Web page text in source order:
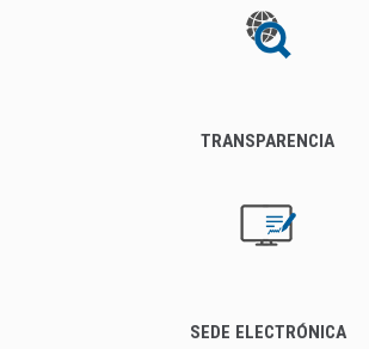
TRANSPARENCIA
SEDE ELECTRÓNICA